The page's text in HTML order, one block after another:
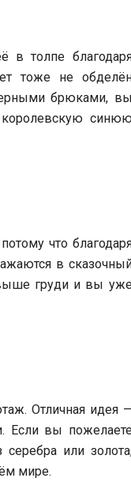
в толпе
тоже не
брюками, вы
королевскую
что
в
груди и вы
Отличная идея —
Если вы
или
мире.